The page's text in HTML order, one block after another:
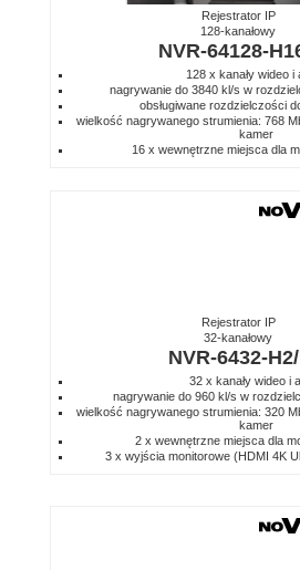
Rejestrator IP
128-kanałowy
NVR-64128-
128 x kanały wideo i
nagrywanie do 3840 kl/s w
obsługiwane rozdzielczości
wielkość nagrywanego strumienia: 768
kamer
16 x wewnętrzne miejsca dla
Rejestrator IP
32-kanałowy
NVR-6432-
32 x kanały wideo i
nagrywanie do 960 kl/s w
wielkość nagrywanego strumienia: 320
kamer
2 x wewnętrzne miejsca dla
3 x wyjścia monitorowe (HDMI 4K